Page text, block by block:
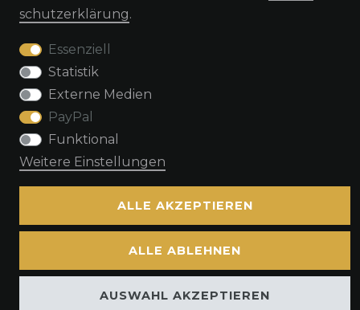
Kontakt
© Copyright by TacStyle4 GbR 2026 | Alle Rechte vorbehalten.
schutz­erklärung.
Essenziell
Statistik
Externe Medien
PayPal
Funktional
Weitere Einstellungen
ALLE AKZEPTIEREN
ALLE ABLEHNEN
AUSWAHL AKZEPTIEREN